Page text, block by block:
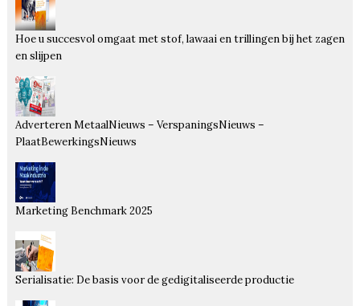
Hoe u succesvol omgaat met stof, lawaai en trillingen bij het zagen
en slijpen
Adverteren MetaalNieuws – VerspaningsNieuws –
PlaatBewerkingsNieuws
Marketing Benchmark 2025
Serialisatie: De basis voor de gedigitaliseerde productie